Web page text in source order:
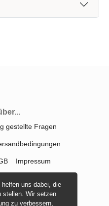
helfen uns dabei, die
stellen. Wir setzen
zu verbessern,
gestellte Fragen
Impressum